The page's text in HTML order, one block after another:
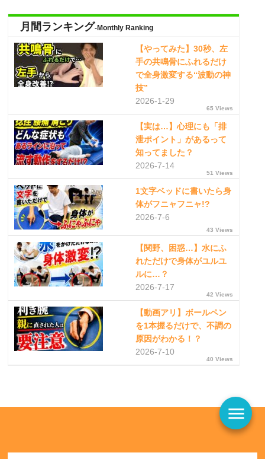
月間ランキング-Monthly Ranking
【やってみた】30秒、左
手の共鳴骨にふれるだけ
で全身激変する“波動の神
技”
2026-1-29
65 Views
【実は…】心理にも「排
泄ポイント」があるって
知ってました？
2026-7-14
51 Views
1文字ベッドに書いたら身
体がフニャフニャ!?
2026-7-6
43 Views
【関野、困惑…】水にふ
れただけで身体がユルユ
ルに…？
2026-7-17
42 Views
【動画アリ】ボールペン
を1本握るだけで、不調の
原因がわかる！？
2026-7-10
40 Views
menu